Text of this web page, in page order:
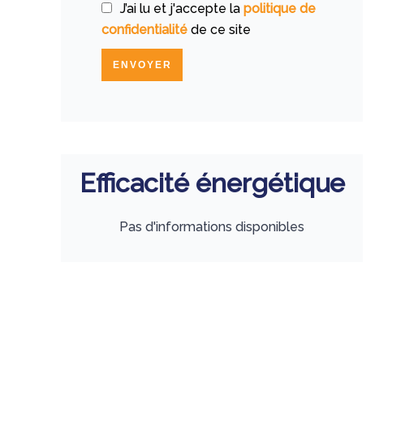
J’ai lu et j'accepte la politique de
confidentialité de ce site
ENVOYER
Efficacité énergétique
Pas d'informations disponibles